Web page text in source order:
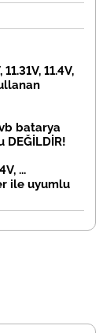
11.4V,
batarya
...
ile uyumlu